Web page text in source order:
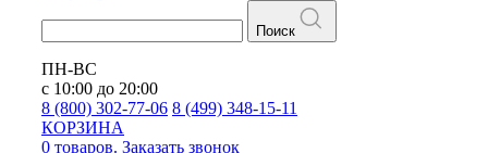
Поиск
ПН-ВС
с 10:00 до 20:00
8 (800) 302-77-06 8 (499) 348-15-11
КОРЗИНА
0 товаров. Заказать звонок